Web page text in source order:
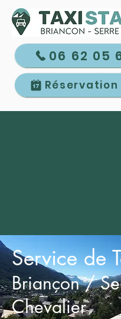
06 62 05
Réservation
Service de
Briançon /
Chevalier